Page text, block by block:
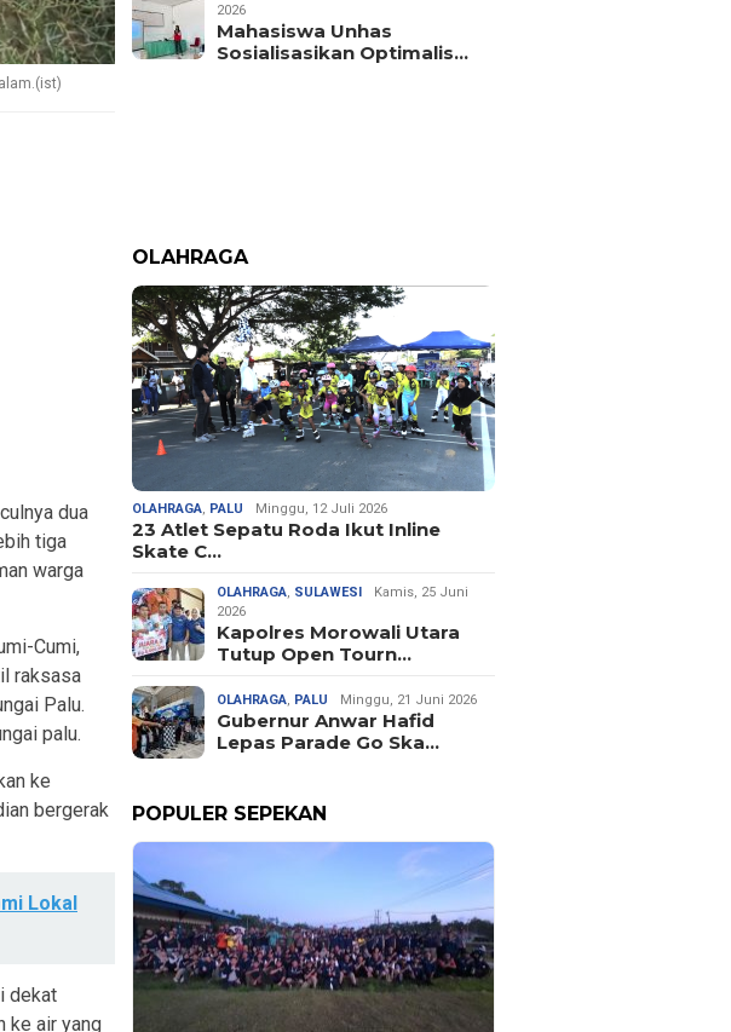
dua
tiga
warga
Cumi,
raksasa
Palu.
palu.
ke
bergerak
Lokal
dekat
ke air yang
2026
Mahasiswa Unhas
Sosialisasikan Optimalis…
OLAHRAGA
OLAHRAGA PALU Minggu, 12 Juli 2026
23 Atlet Sepatu Roda Ikut Inline
Skate C…
OLAHRAGA SULAWESI
Kamis, 25 Juni
2026
Kapolres Morowali Utara
Tutup Open Tourn…
OLAHRAGA PALU Minggu, 21 Juni 2026
Gubernur Anwar Hafid
Lepas Parade Go Ska…
POPULER SEPEKAN